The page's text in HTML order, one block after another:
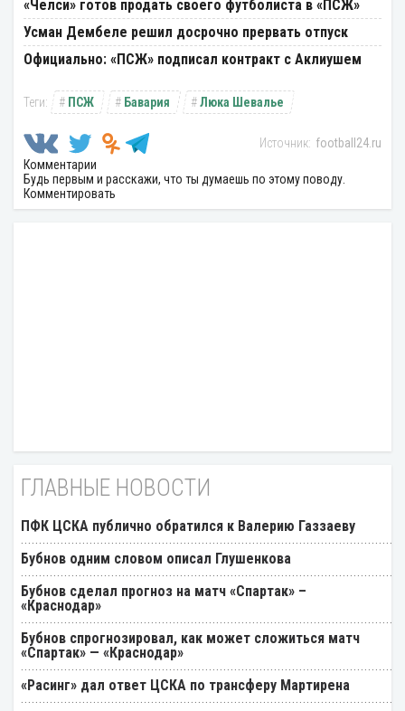
«Челси» готов продать своего футболиста в «ПСЖ»
Усман Дембеле решил досрочно прервать отпуск
Официально: «ПСЖ» подписал контракт с Аклиушем
ПСЖ Бавария Люка Шевалье
football24.ru
Комментарии
Будь первым и расскажи, что ты думаешь по этому поводу.
Комментировать
ГЛАВНЫЕ НОВОСТИ
ПФК ЦСКА публично обратился к Валерию Газзаеву
Бубнов одним словом описал Глушенкова
Бубнов сделал прогноз на матч «Спартак» –
«Краснодар»
Бубнов спрогнозировал, как может сложиться матч
«Спартак» — «Краснодар»
«Расинг» дал ответ ЦСКА по трансферу Мартирена